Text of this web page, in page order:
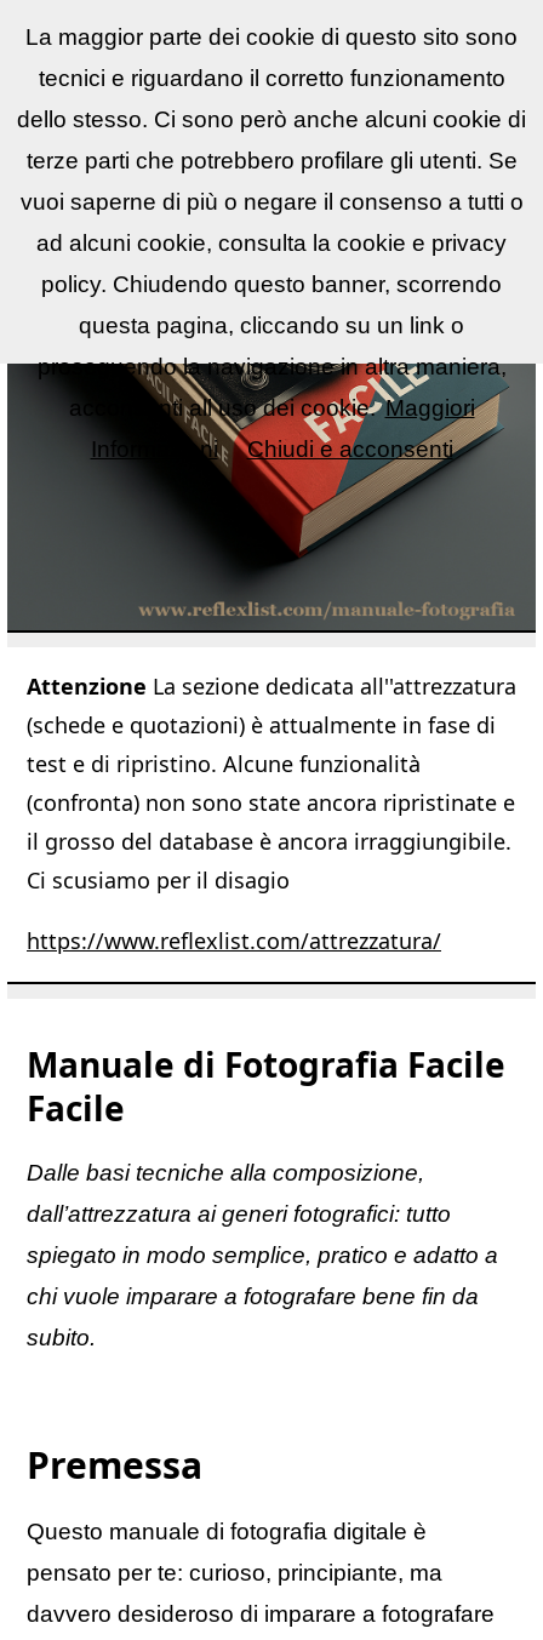
ReflexLIST▼
Attenzione La sezione dedicata all''attrezzatura
(schede e quotazioni) è attualmente in fase di
test e di ripristino. Alcune funzionalità
(confronta) non sono state ancora ripristinate e
il grosso del database è ancora irraggiungibile.
Ci scusiamo per il disagio
https://www.reflexlist.com/attrezzatura/
Manuale di Fotografia Facile
Facile
Dalle basi tecniche alla composizione,
dall’attrezzatura ai generi fotografici: tutto
spiegato in modo semplice, pratico e adatto a
chi vuole imparare a fotografare bene fin da
subito.
Premessa
Questo manuale di fotografia digitale è
pensato per te: curioso, principiante, ma
davvero desideroso di imparare a fotografare
La maggior parte dei cookie di questo sito sono
tecnici e riguardano il corretto funzionamento
dello stesso. Ci sono però anche alcuni cookie di
terze parti che potrebbero profilare gli utenti. Se
vuoi saperne di più o negare il consenso a tutti o
ad alcuni cookie, consulta la cookie e privacy
policy. Chiudendo questo banner, scorrendo
questa pagina, cliccando su un link o
proseguendo la navigazione in altra maniera,
acconsenti all uso dei cookie. Maggiori
Informazioni
Chiudi e acconsenti